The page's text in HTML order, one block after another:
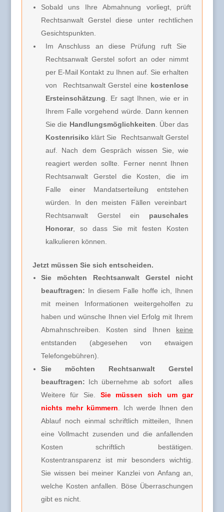
Sobald uns Ihre Abmahnung vorliegt, prüft
Rechtsanwalt Gerstel diese unter rechtlichen
Gesichtspunkten.
Im Anschluss an diese Prüfung ruft Sie
Rechtsanwalt Gerstel sofort an oder nimmt
per E-Mail Kontakt zu Ihnen auf. Sie erhalten
von
Rechtsanwalt Gerstel eine kostenlose
Ersteinschätzung . Er sagt Ihnen, wie er in
Ihrem Falle vorgehend würde. Dann kennen
Sie die Handlungsmöglichkeiten . Über das
Kostenrisiko klärt Sie
Rechtsanwalt Gerstel
auf. Nach dem Gespräch wissen Sie, wie
reagiert werden sollte. Ferner nennt Ihnen
Rechtsanwalt Gerstel die Kosten, die im
Falle einer Mandatserteilung entstehen
würden. In den meisten Fällen vereinbart
Rechtsanwalt Gerstelein pauschales
Honorar, so dass Sie mit festen Kosten
kalkulieren können.
Jetzt müssen Sie sich entscheiden.
Sie möchten Rechtsanwalt Gerstel nicht
beauftragen: In diesem Falle hoffe ich, Ihnen
mit meinen Informationen weitergeholfen zu
haben und wünsche Ihnen viel Erfolg mit Ihrem
Abmahnschreiben. Kosten sind Ihnen keine
entstanden (abgesehen von etwaigen
Telefongebühren).
Sie möchten Rechtsanwalt Gerstel
beauftragen: Ich übernehme ab sofort alles
Weitere für Sie. Sie müssen sich um gar
nichts mehr kümmern . Ich werde Ihnen den
Ablauf noch einmal schriftlich mitteilen, Ihnen
eine Vollmacht zusenden und die anfallenden
Kosten schriftlich bestätigen.
Kostentransparenz ist mir besonders wichtig.
Sie wissen bei meiner Kanzlei von Anfang an,
welche Kosten anfallen. Böse Überraschungen
gibt es nicht.